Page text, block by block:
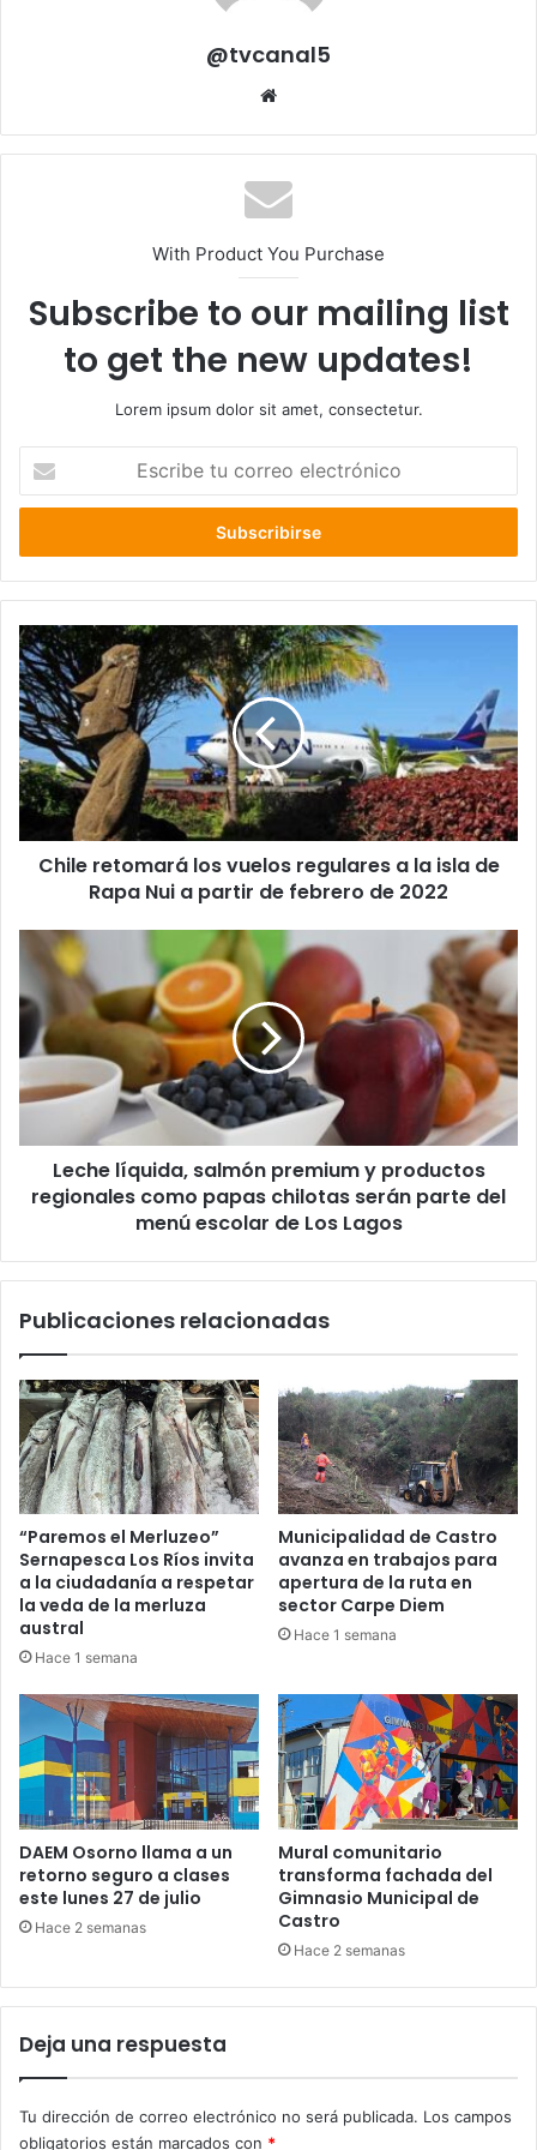
@tvcanal5
With Product You Purchase
Subscribe to our mailing list
to get the new updates!
Lorem ipsum dolor sit amet, consectetur.
correo
Chile
retomará
los
vuelos
regulares
a
la
isla
de
Rapa
partir
de
de
2022
Chile retomará los vuelos regulares a la isla de
Rapa Nui a partir de febrero de 2022
Leche
líquida,
salmón
premium
productos
regionales
papas
chilotas
serán
menú
de
Leche líquida, salmón premium y productos
regionales como papas chilotas serán parte del
menú escolar de Los Lagos
Publicaciones relacionadas
“Paremos el Merluzeo”
Sernapesca Los Ríos invita
a la ciudadanía a respetar
la veda de la merluza
austral
Hace 1 semana
Municipalidad de Castro
avanza en trabajos para
apertura de la ruta en
sector Carpe Diem
Hace 1 semana
DAEM Osorno llama a un
retorno seguro a clases
este lunes 27 de julio
Hace 2 semanas
Mural comunitario
transforma fachada del
Gimnasio Municipal de
Castro
Hace 2 semanas
Deja una respuesta
Tu dirección de correo electrónico no será publicada. Los campos
obligatorios están marcados con *